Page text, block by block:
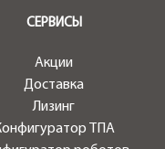
СЕРВИСЫ
Акции
Доставка
Лизинг
ТПА